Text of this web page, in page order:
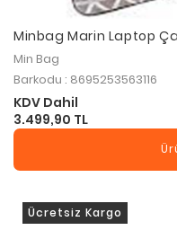
Minbag Marin Laptop
Min Bag
Barkodu : 8695253563116
KDV Dahil
3.499,90 TL
Ücretsiz Kargo